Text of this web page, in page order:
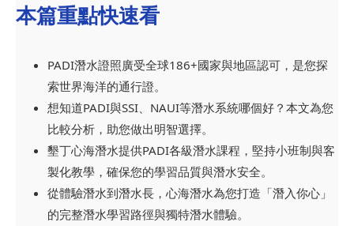
本篇重點快速看
PADI潛水證照廣受全球186+國家與地區認可，是您探
索世界海洋的通行證。
想知道PADI與SSI、NAUI等潛水系統哪個好？本文為您
比較分析，助您做出明智選擇。
墾丁心海潛水提供PADI各級潛水課程，堅持小班制與客
製化教學，確保您的學習品質與潛水安全。
從體驗潛水到潛水長，心海潛水為您打造「潛入你心」
的完整潛水學習路徑與獨特潛水體驗。